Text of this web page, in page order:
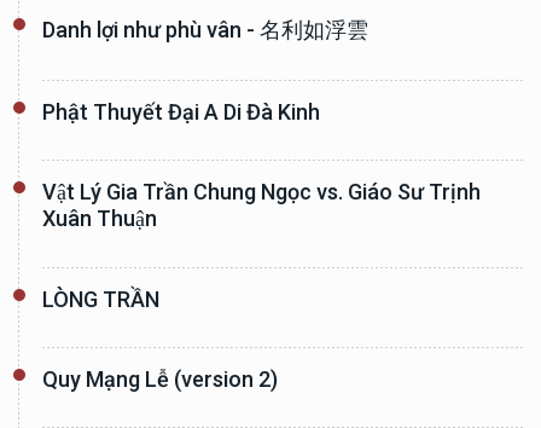
Danh lợi như phù vân - 名利如浮雲
Phật Thuyết Đại A Di Đà Kinh
Vật Lý Gia Trần Chung Ngọc vs. Giáo Sư Trịnh
Xuân Thuận
LÒNG TRẦN
Quy Mạng Lễ (version 2)